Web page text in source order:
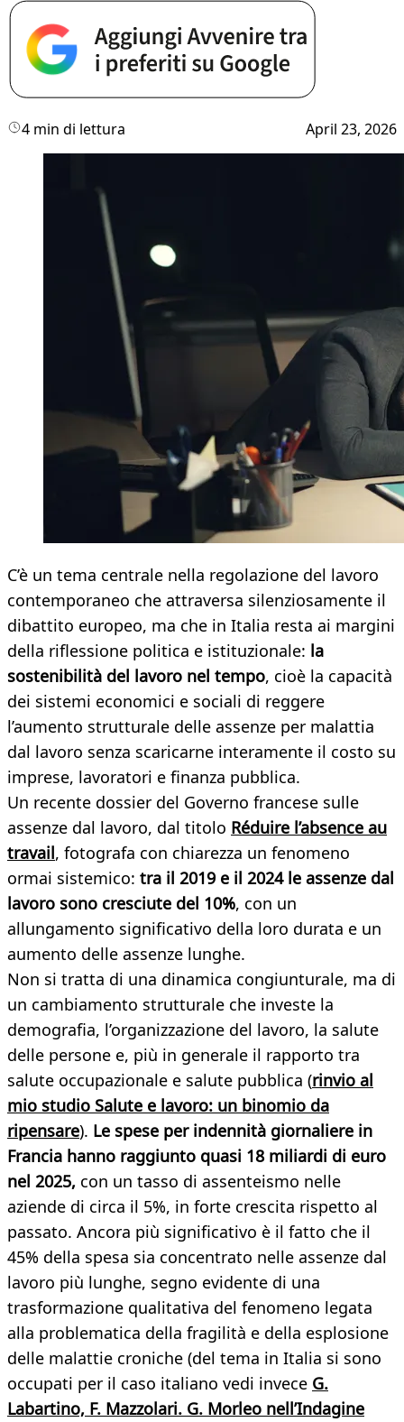
4 min di lettura April 23, 2026
C’è un tema centrale nella regolazione del lavoro
contemporaneo che attraversa silenziosamente il
dibattito europeo, ma che in Italia resta ai margini
della riflessione politica e istituzionale: la
sostenibilità del lavoro nel tempo, cioè la capacità
dei sistemi economici e sociali di reggere
l’aumento strutturale delle assenze per malattia
dal lavoro senza scaricarne interamente il costo su
imprese, lavoratori e finanza pubblica.
Un recente dossier del Governo francese sulle
assenze dal lavoro, dal titolo Réduire l’absence au
travail, fotografa con chiarezza un fenomeno
ormai sistemico: tra il 2019 e il 2024 le assenze dal
lavoro sono cresciute del 10%, con un
allungamento significativo della loro durata e un
aumento delle assenze lunghe.
Non si tratta di una dinamica congiunturale, ma di
un cambiamento strutturale che investe la
demografia, l’organizzazione del lavoro, la salute
delle persone e, più in generale il rapporto tra
salute occupazionale e salute pubblica (rinvio al
mio studio Salute e lavoro: un binomio da
ripensare). Le spese per indennità giornaliere in
Francia hanno raggiunto quasi 18 miliardi di euro
nel 2025, con un tasso di assenteismo nelle
aziende di circa il 5%, in forte crescita rispetto al
passato. Ancora più significativo è il fatto che il
45% della spesa sia concentrato nelle assenze dal
lavoro più lunghe, segno evidente di una
trasformazione qualitativa del fenomeno legata
alla problematica della fragilità e della esplosione
delle malattie croniche (del tema in Italia si sono
occupati per il caso italiano vedi invece G.
Labartino, F. Mazzolari. G. Morleo nell’Indagine